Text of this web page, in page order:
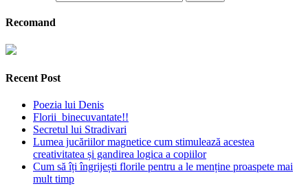
Recomand
Recent Post
Poezia lui Denis
Florii binecuvantate!!
Secretul lui Stradivari
Lumea jucăriilor magnetice cum stimulează acestea
creativitatea și gandirea logica a copiilor
Cum să îți îngrijești florile pentru a le menține proaspete mai
mult timp